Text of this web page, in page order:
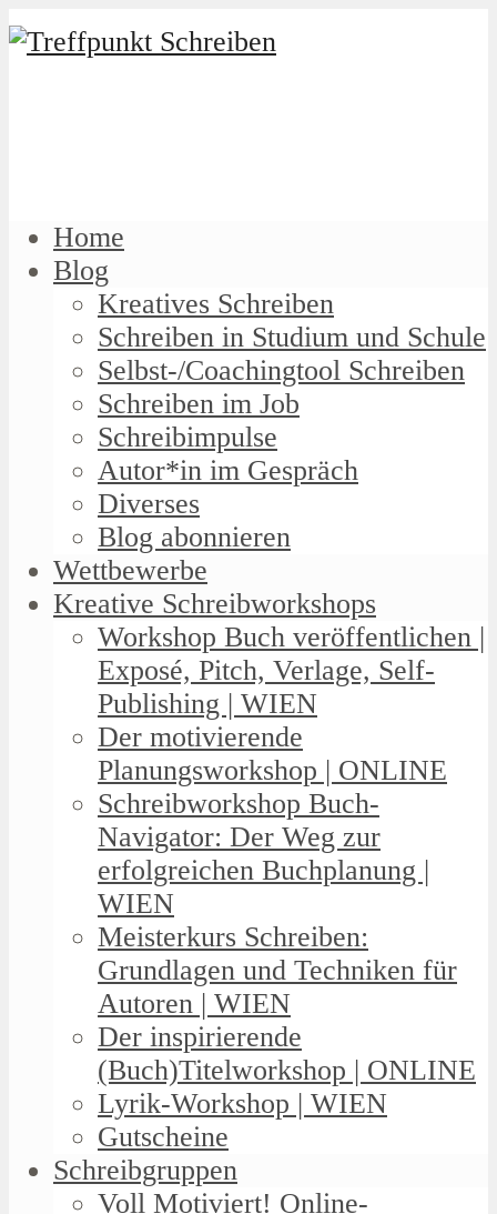
Home
Blog
Kreatives Schreiben
Schreiben in Studium und Schule
Selbst-/Coachingtool Schreiben
Schreiben im Job
Schreibimpulse
Autor*in im Gespräch
Diverses
Blog abonnieren
Wettbewerbe
Kreative Schreibworkshops
Workshop Buch veröffentlichen |
Exposé, Pitch, Verlage, Self-
Publishing | WIEN
Der motivierende
Planungsworkshop | ONLINE
Schreibworkshop Buch-
Navigator: Der Weg zur
erfolgreichen Buchplanung |
WIEN
Meisterkurs Schreiben:
Grundlagen und Techniken für
Autoren | WIEN
Der inspirierende
(Buch)Titelworkshop | ONLINE
Lyrik-Workshop | WIEN
Gutscheine
Schreibgruppen
Voll Motiviert! Online-